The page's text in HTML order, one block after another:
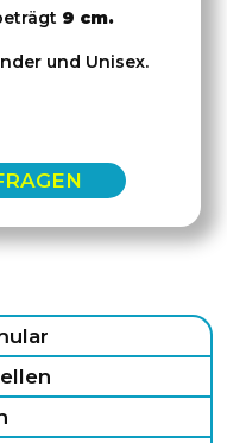
9 cm.
und Unisex.